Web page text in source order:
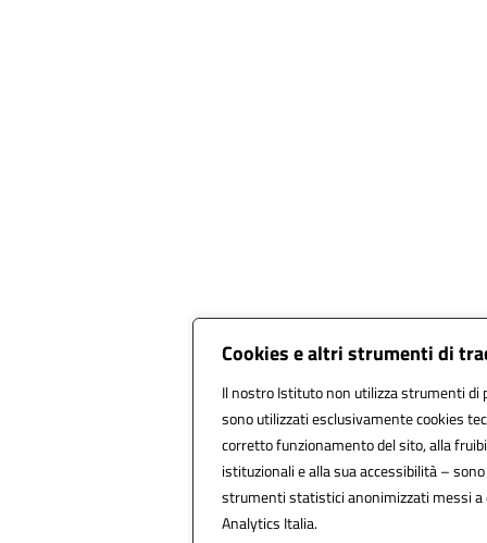
Cookies e altri strumenti di
Il nostro Istituto non utilizza strumenti di
sono utilizzati esclusivamente cookies
corretto funzionamento del sito, alla
istituzionali e alla sua accessibilità –
strumenti statistici anonimizzati messi a
Analytics Italia.